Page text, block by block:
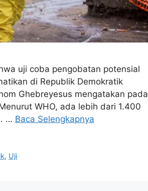
uji coba pengobatan potensial
di Republik Demokratik
Ghebreyesus mengatakan pada
WHO, ada lebih dari 1.400
… Baca Selengkapnya
, Uji